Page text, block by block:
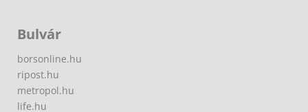
Bulvár
borsonline.hu
ripost.hu
metropol.hu
life.hu